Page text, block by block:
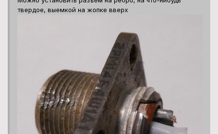
твердое, выемкой на жопке вверх